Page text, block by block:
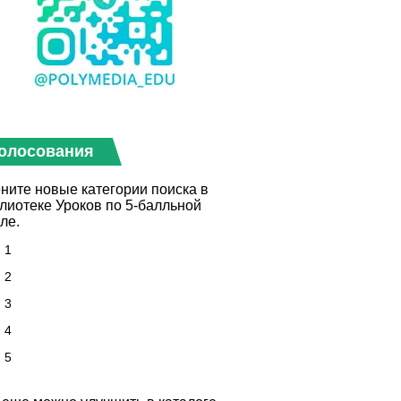
новые категории поиска в
Уроков по 5-балльной
1
2
3
4
5